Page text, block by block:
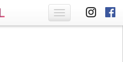
Toggle
navigation